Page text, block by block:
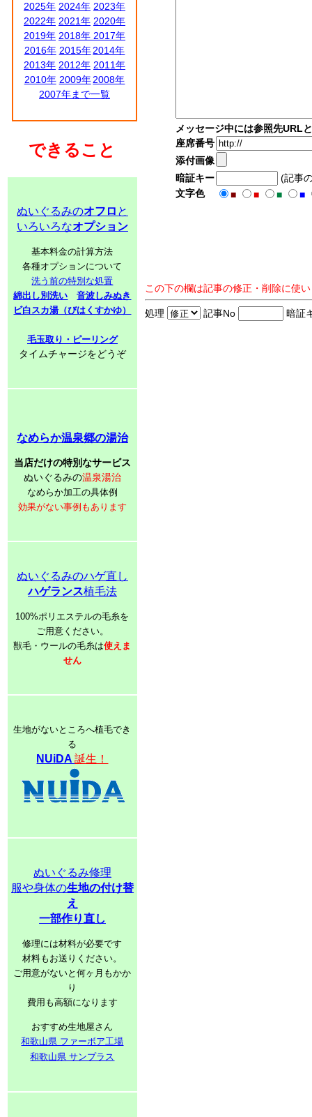
2025年 2024年 2023年
2022年 2021年 2020年
2019年 2018年 2017年
2016年 2015年 2014年
2013年 2012年 2011年
2010年 2009年 2008年
2007年まで一覧
できること
ぬいぐるみのオフロ と
いろいろなオプション
基本料金の計算方法
各種オプションについて
洗う前の特別な処置
綿出し別洗い
音波しみぬき
ビ白スカ湯（びはくすかゆ）
毛玉取り・ピーリング
タイムチャージをどうぞ
なめらか温泉郷の湯治
当店だけの特別なサービス
ぬいぐるみの温泉湯治
なめらか加工の具体例
効果がない事例もあります
ぬいぐるみのハゲ直し
ハゲランス植毛法
100%ポリエステルの毛糸を
ご用意ください。
獣毛・ウールの毛糸は使えま
せん
生地がないところへ植毛でき
る
NUiDA誕生！
ぬいぐるみ修理
服や身体の生地の付け替
え
一部作り直し
修理には材料が必要です
材料もお送りください。
ご用意がないと何ヶ月もかか
り
費用も高額になります
おすすめ生地屋さん
和歌山県 ファーボア工場
和歌山県 サンプラス
メッセージ中には参照先URL
座席番号
添付画像
暗証キー
(記事
文字色
■ ■ ■ ■
この下の欄は記事の修正・削除に使
処理 記事No 暗証